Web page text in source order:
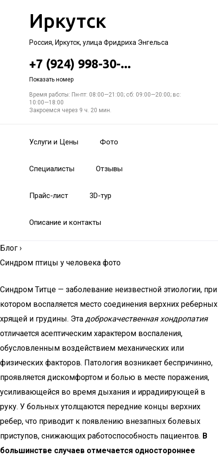
Иркутск
Россия, Иркутск, улица Фридриха Энгельса
+7 (924) 998-30-...
Показать номер
Время работы: Пн-пт: 08:00—21:00; сб: 09:00—20:00; вс:
10:00—18:00
Закроемся через 9 ч. 20 мин.
Услуги и Цены Фото
Специалисты Отзывы
Прайс-лист 3D-тур
Описание и контакты
Блог ›
Синдром птицы у человека фото
Синдром Титце — заболевание неизвестной этиологии, при
котором воспаляется место соединения верхних реберных
хрящей и грудины. Эта доброкачественная хондропатия
отличается асептическим характером воспаления,
обусловленным воздействием механических или
физических факторов. Патология возникает беспричинно,
проявляется дискомфортом и болью в месте поражения,
усиливающейся во время дыхания и иррадиирующей в
руку. У больных утолщаются передние концы верхних
ребер, что приводит к появлению внезапных болевых
приступов, снижающих работоспособность пациентов. В
большинстве случаев отмечается одностороннее